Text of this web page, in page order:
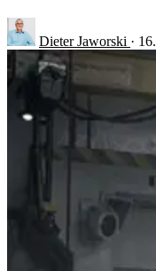
Dieter Jaworski ·